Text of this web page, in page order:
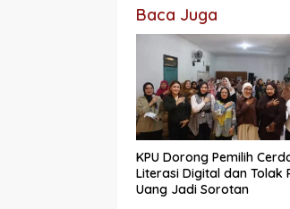
Baca Juga
KPU Dorong Pemilih
Literasi Digital dan Tolak
Uang Jadi Sorotan